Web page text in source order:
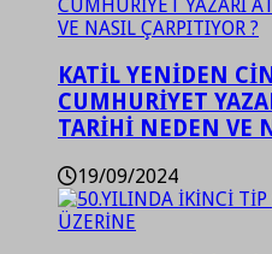
KATİL YENİDEN
CUMHURİYET
TARİHİ NEDEN VE
19/09/2024